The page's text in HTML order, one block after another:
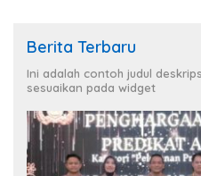
Berita Terbaru
Ini adalah contoh judul
sesuaikan pada widget